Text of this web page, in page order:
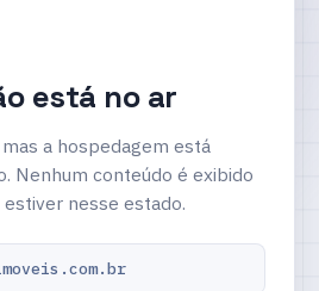
está no ar
a hospedagem está
Nenhum conteúdo é exibido
nesse estado.